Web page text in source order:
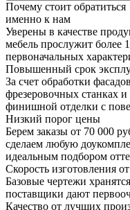
Почему стоит обратиться
именно к нам
Уверены в качестве
мебель прослужит более
первоначальных
Повышенный срок
За счет обработки
фрезеровочных станках
финишной отделки с
Низкий порог цены
Берем заказы от 70 000
сделаем любую
идеальным подбором
Скорость изготовления
Базовые чертежи
поставщики дают
Качество от лучших